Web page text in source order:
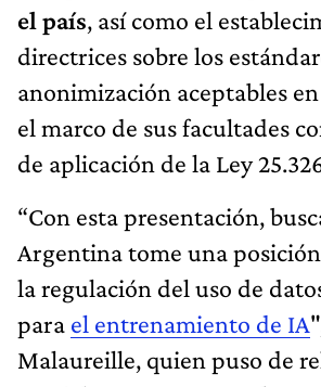
el país, así como el
directrices sobre los
anonimización aceptables
el marco de sus facultades
de aplicación de la Ley
“Con esta presentación,
Argentina tome una
la regulación del uso de
para el entrenamiento de IA
Malaureille, quien puso de